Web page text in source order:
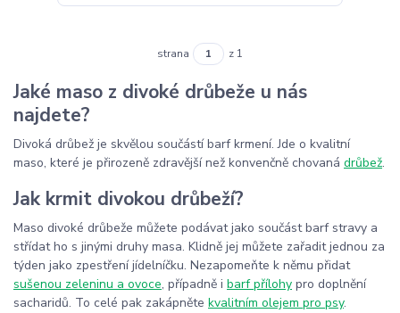
strana z 1
Jaké maso z divoké drůbeže u nás
najdete?
Divoká drůbež je skvělou součástí barf krmení. Jde o kvalitní
maso, které je přirozeně zdravější než konvenčně chovaná drůbež.
Jak krmit divokou drůbeží?
Maso divoké drůbeže můžete podávat jako součást barf stravy a
střídat ho s jinými druhy masa. Klidně jej můžete zařadit jednou za
týden jako zpestření jídelníčku. Nezapomeňte k němu přidat
sušenou zeleninu a ovoce, případně i barf přílohy pro doplnění
sacharidů. To celé pak zakápněte kvalitním olejem pro psy.